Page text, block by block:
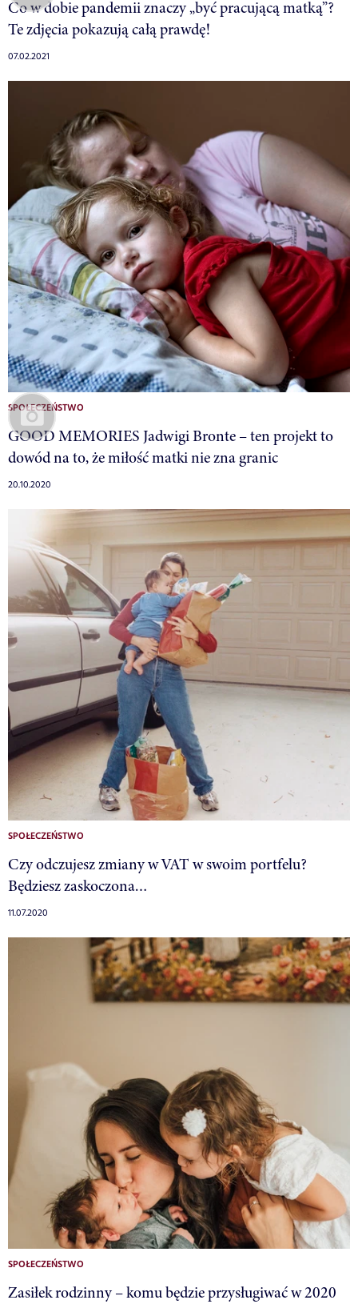
Co w dobie pandemii znaczy „być pracującą matką”?
Te zdjęcia pokazują całą prawdę!
07.02.2021
SPOŁECZEŃSTWO
GOOD MEMORIES Jadwigi Bronte – ten projekt to
dowód na to, że miłość matki nie zna granic
20.10.2020
SPOŁECZEŃSTWO
Czy odczujesz zmiany w VAT w swoim portfelu?
Będziesz zaskoczona…
11.07.2020
SPOŁECZEŃSTWO
Zasiłek rodzinny – komu będzie przysługiwać w 2020